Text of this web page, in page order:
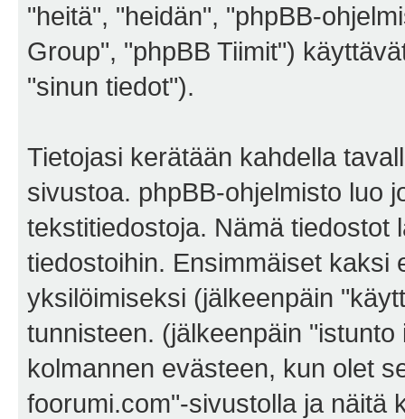
"heitä", "heidän", "phpBB-
Group", "phpBB Tiimit")
"sinun tiedot").
Tietojasi kerätään kahdella
sivustoa. phpBB-ohjelmisto luo
tekstitiedostoja. Nämä tiedostot
tiedostoihin. Ensimmäiset kaksi
yksilöimiseksi (jälkeenpäin
tunnisteen. (jälkeenpäin
kolmannen evästeen, kun olet
foorumi.com"-sivustolla ja näitä